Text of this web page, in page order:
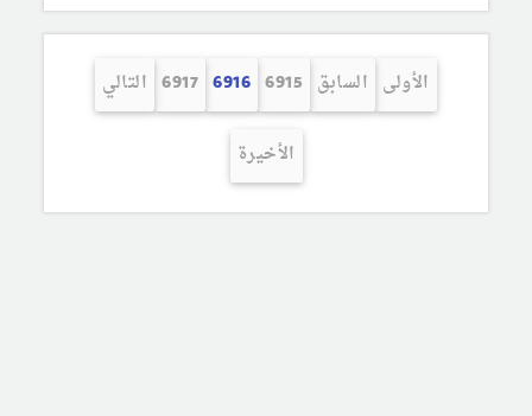
الأولى السابق 6915
6916
6917 التالي
الأخيرة